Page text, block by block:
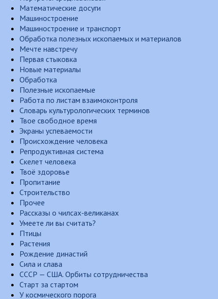
Математические досуги
Машиностроение
Машиностроение и транспорт
Обработка полезных ископаемых и материалов
Мечте навстречу
Первая стыковка
Новые материалы
Обработка
Полезные ископаемые
Работа по листам взаимоконтроля
Словарь культурологических терминов
Твое свободное время
Экраны успеваемости
Происхождение человека
Репродуктивная система
Скелет человека
Твоё здоровье
Пропитание
Строительство
Прочее
Рассказы о чилсах-великанах
Умеете ли вы считать?
Птицы
Растения
Рождение династий
Сила и слава
СССР — США. Орбиты сотрудничества
Старт за стартом
У космического порога